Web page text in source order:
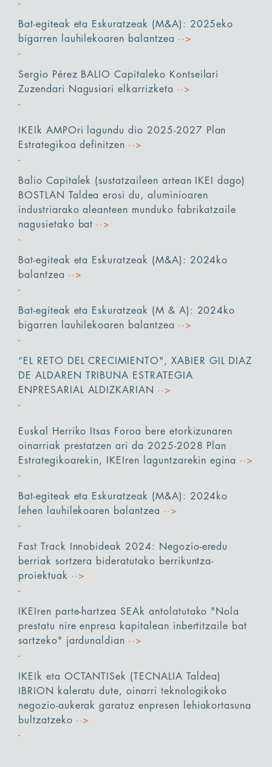
Bat-egiteak eta Eskuratzeak (M&A): 2025eko
bigarren lauhilekoaren balantzea ··>
Sergio Pérez BALIO Capitaleko Kontseilari
Zuzendari Nagusiari elkarrizketa ··>
IKEIk AMPOri lagundu dio 2025-2027 Plan
Estrategikoa definitzen ··>
Balio Capitalek (sustatzaileen artean IKEI dago)
BOSTLAN Taldea erosi du, aluminioaren
industriarako aleanteen munduko fabrikatzaile
nagusietako bat ··>
Bat-egiteak eta Eskuratzeak (M&A): 2024ko
balantzea ··>
Bat-egiteak eta Eskuratzeak (M & A): 2024ko
bigarren lauhilekoaren balantzea ··>
“EL RETO DEL CRECIMIENTO", XABIER GIL DIAZ
DE ALDAREN TRIBUNA ESTRATEGIA
ENPRESARIAL ALDIZKARIAN ··>
Euskal Herriko Itsas Foroa bere etorkizunaren
oinarriak prestatzen ari da 2025-2028 Plan
Estrategikoarekin, IKEIren laguntzarekin egina ··>
Bat-egiteak eta Eskuratzeak (M&A): 2024ko
lehen lauhilekoaren balantzea ··>
Fast Track Innobideak 2024: Negozio-eredu
berriak sortzera bideratutako berrikuntza-
proiektuak ··>
IKEIren parte-hartzea SEAk antolatutako "Nola
prestatu nire enpresa kapitalean inbertitzaile bat
sartzeko" jardunaldian ··>
IKEIk eta OCTANTISek (TECNALIA Taldea)
IBRION kaleratu dute, oinarri teknologikoko
negozio-aukerak garatuz enpresen lehiakortasuna
bultzatzeko ··>